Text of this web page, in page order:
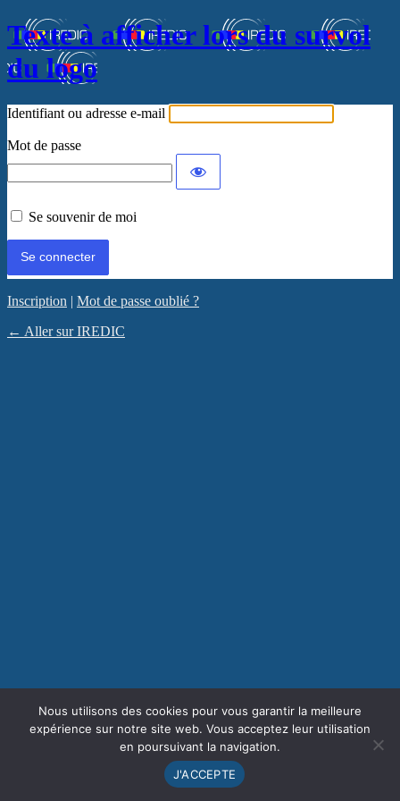
Texte à afficher lors du survol
du logo
Identifiant ou adresse e-mail
Mot de passe
Se souvenir de moi
Inscription | Mot de passe oublié ?
← Aller sur IREDIC
Nous utilisons des cookies pour vous garantir la meilleure
expérience sur notre site web. Vous acceptez leur utilisation
en poursuivant la navigation.
J'ACCEPTE